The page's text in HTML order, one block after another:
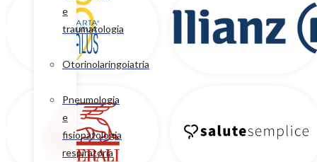
e
traumatologia
Otorinolaringoiatria
Pneumologia
e
fisiopatologia
respiratoria